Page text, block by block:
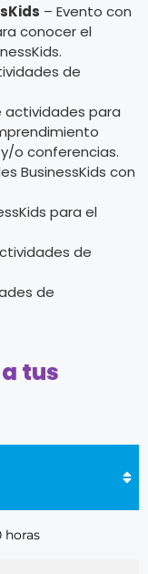
– Evento con
conocer el
de
actividades para
o conferencias.
BusinessKids con
para el
de
de
tus
horas